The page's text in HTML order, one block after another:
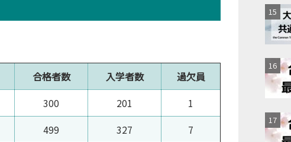
合格者数 入学者数
過欠員
300 201
1
499 327
7